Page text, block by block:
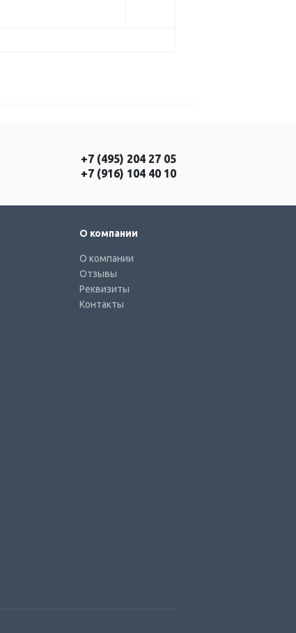
+7 (495) 204 27 05
+7 (916) 104 40 10
О компании
О компании
Отзывы
Реквизиты
Контакты